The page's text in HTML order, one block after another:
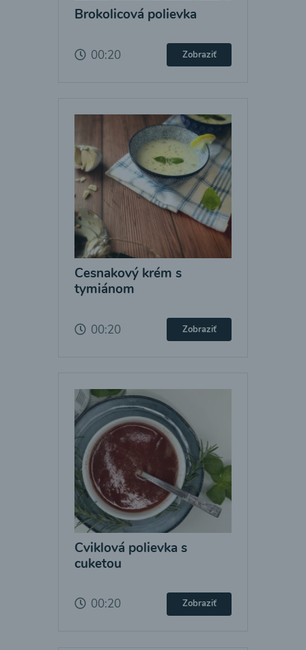
Brokolicová polievka
00:20 Zobraziť
Cesnakový krém s
tymiánom
00:20 Zobraziť
Cviklová polievka s
cuketou
00:20 Zobraziť